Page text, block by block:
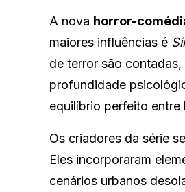
A nova horror-
maiores influências é
de terror são
profundidade
equilíbrio perfeito entre
Os criadores da série
Eles incorporaram
cenários urbanos